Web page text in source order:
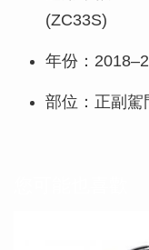
(ZC33S)
年份：
部位：正副駕